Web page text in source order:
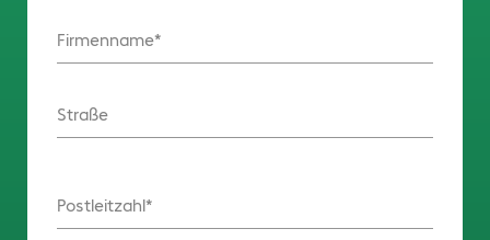
Firmenname
Straße
Postleitzahl